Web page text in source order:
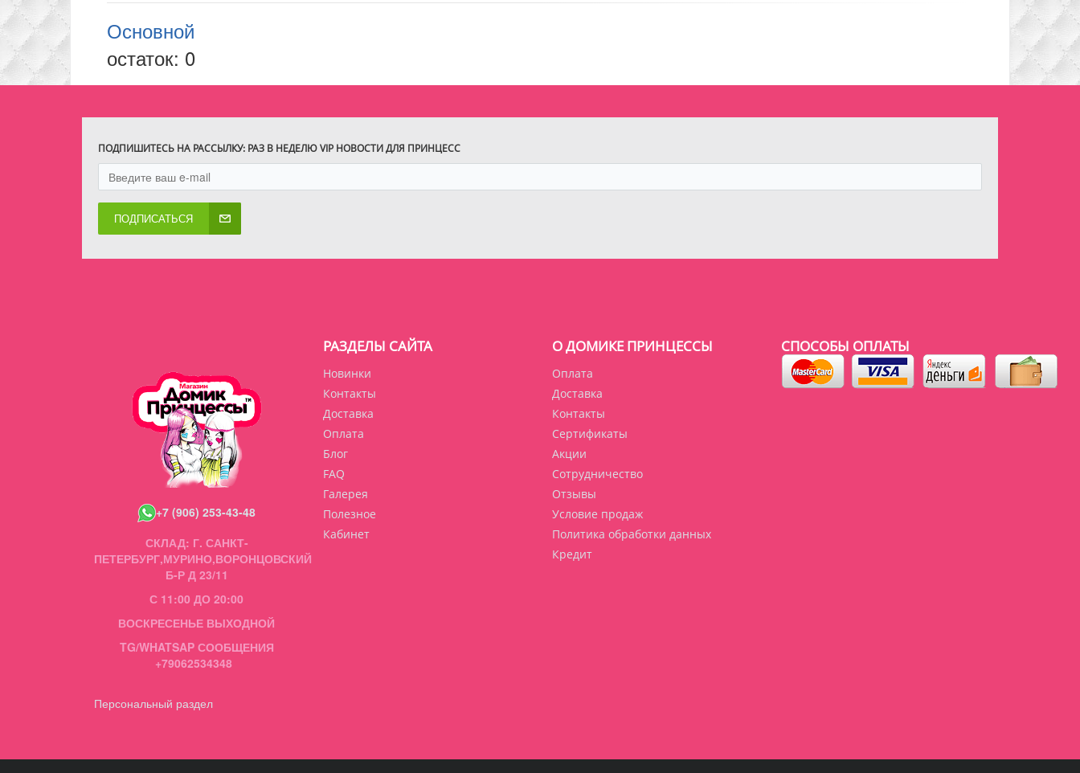
Основной
остаток: 0
ПОДПИШИТЕСЬ НА РАССЫЛКУ: РАЗ В НЕДЕЛЮ VIP НОВОСТИ ДЛЯ ПРИНЦЕСС
ПОДПИСАТЬСЯ
О ДОМИКЕ ПРИНЦЕССЫ
Оплата
Доставка
Контакты
Сертификаты
Акции
Сотрудничество
Отзывы
Условие продаж
Политика обработки данных
Кредит
РАЗДЕЛЫ САЙТА
Новинки
Контакты
Доставка
Оплата
Блог
FAQ
Галерея
Полезное
Кабинет
СПОСОБЫ ОПЛАТЫ
+7 (906) 253-43-48
СКЛАД: Г. САНКТ-
ПЕТЕРБУРГ,МУРИНО,ВОРОНЦОВСКИЙ
Б-Р Д 23/11
С 11:00 ДО 20:00
ВОСКРЕСЕНЬЕ ВЫХОДНОЙ
TG/WHATSAP СООБЩЕНИЯ
+79062534348
Персональный раздел